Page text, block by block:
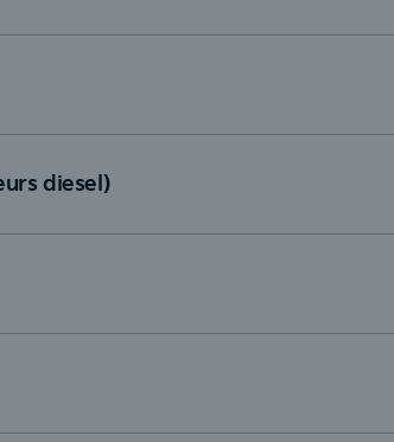
diesel)